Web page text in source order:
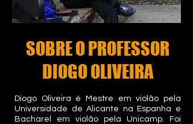
SOBRE O PROFESSOR
DIOGO OLIVEIRA
Diogo Oliveira é Mestre em violão pela
Universidade de Alicante na Espanha e
Bacharel em violão pela Unicamp. Foi